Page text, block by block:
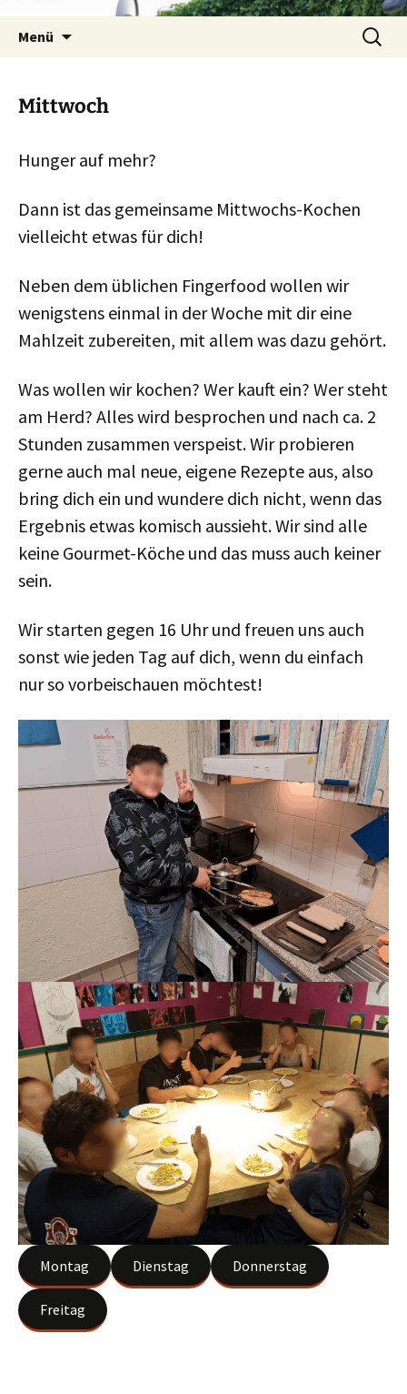
Inhalt
springen
Menü
Suchen
nach:
Mittwoch
Hunger auf mehr?
Dann ist das gemeinsame Mittwochs-Kochen
vielleicht etwas für dich!
Neben dem üblichen Fingerfood wollen wir
wenigstens einmal in der Woche mit dir eine
Mahlzeit zubereiten, mit allem was dazu gehört.
Was wollen wir kochen? Wer kauft ein? Wer steht
am Herd? Alles wird besprochen und nach ca. 2
Stunden zusammen verspeist. Wir probieren
gerne auch mal neue, eigene Rezepte aus, also
bring dich ein und wundere dich nicht, wenn das
Ergebnis etwas komisch aussieht. Wir sind alle
keine Gourmet-Köche und das muss auch keiner
sein.
Wir starten gegen 16 Uhr und freuen uns auch
sonst wie jeden Tag auf dich, wenn du einfach
nur so vorbeischauen möchtest!
Montag Dienstag Donnerstag
Freitag